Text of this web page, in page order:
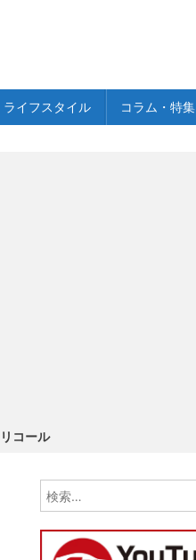
ライフスタイル コラム・特集
コール